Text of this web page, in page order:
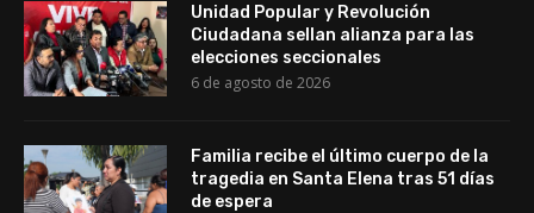
Unidad Popular y Revolución
Ciudadana sellan alianza para las
elecciones seccionales
6 de agosto de 2026
Familia recibe el último cuerpo de la
tragedia en Santa Elena tras 51 días
de espera